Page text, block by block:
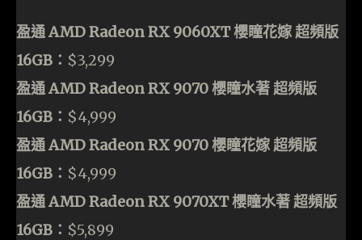
盈通 AMD Radeon RX 9060XT 櫻瞳花嫁 超頻版
16GB： $3,299
盈通 AMD Radeon RX 9070 櫻瞳水著 超頻版
16GB： $4,999
盈通 AMD Radeon RX 9070 櫻瞳花嫁 超頻版
16GB： $4,999
盈通 AMD Radeon RX 9070XT 櫻瞳水著 超頻版
16GB： $5,899